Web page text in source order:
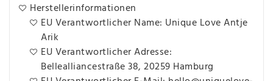
Herstellerinformationen
EU Verantwortlicher Name: Unique Love Antje
Arik
EU Verantwortlicher Adresse:
Bellealliancestraße 38, 20259 Hamburg